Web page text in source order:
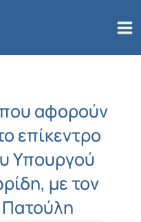
αφορούν
επίκεντρο
Υπουργού
με τον